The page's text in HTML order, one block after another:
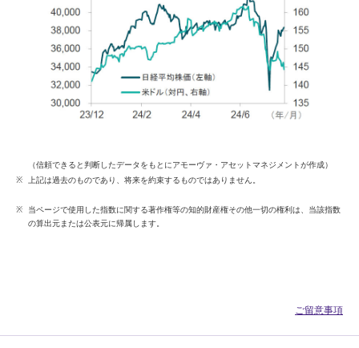
（信頼できると判断したデータをもとにアモーヴァ・アセットマネジメントが作成）
上記は過去のものであり、将来を約束するものではありません。
当ページで使用した指数に関する著作権等の知的財産権その他一切の権利は、当該指数
の算出元または公表元に帰属します。
ご留意事項